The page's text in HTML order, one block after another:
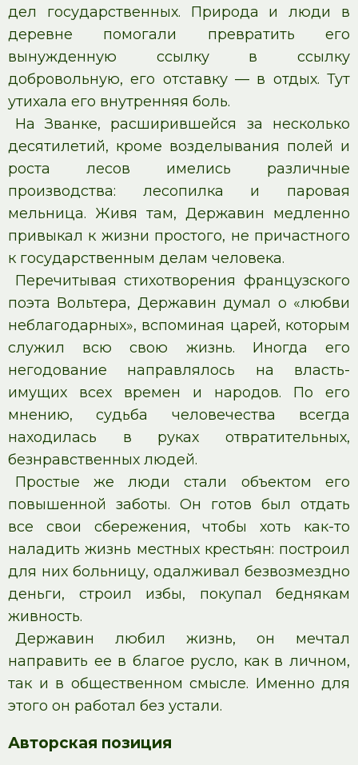
дел государственных. Природа и люди в
деревне помогали превратить его
вынужденную ссылку в ссылку
добровольную, его отставку — в отдых. Тут
утихала его внутренняя боль.
На Званке, расширившейся за несколько
десятилетий, кроме возделывания полей и
роста лесов имелись различные
производства: лесопилка и паровая
мельница. Живя там, Державин медленно
привыкал к жизни простого, не причастного
к государственным делам человека.
Перечитывая стихотворения французского
поэта Вольтера, Державин думал о «любви
неблагодарных», вспоминая царей, которым
служил всю свою жизнь. Иногда его
негодование направлялось на власть-
имущих всех времен и народов. По его
мнению, судьба человечества всегда
находилась в руках отвратительных,
безнравственных людей.
Простые же люди стали объектом его
повышенной заботы. Он готов был отдать
все свои сбережения, чтобы хоть как-то
наладить жизнь местных крестьян: построил
для них больницу, одалживал безвозмездно
деньги, строил избы, покупал беднякам
живность.
Державин любил жизнь, он мечтал
направить ее в благое русло, как в личном,
так и в общественном смысле. Именно для
этого он работал без устали.
Авторская позиция